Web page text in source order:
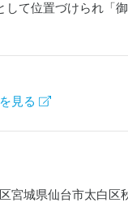
して位置づけられ「
見る
宮城県仙台市太白区